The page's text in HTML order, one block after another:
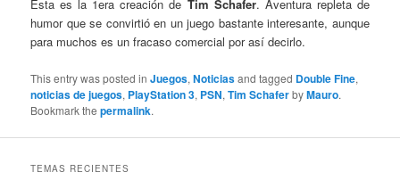
Esta es la 1era creación de Tim Schafer. Aventura repleta de
humor que se convirtió en un juego bastante interesante, aunque
para muchos es un fracaso comercial por así decirlo.
This entry was posted inJuegos,Noticiasand tagged Double Fine,
noticias de juegos, PlayStation 3, PSN,Tim SchaferbyMauro.
Bookmark thepermalink.
TEMAS RECIENTES